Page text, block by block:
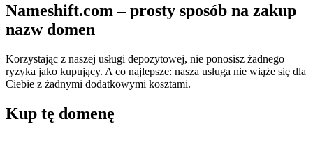
Nameshift.com – prosty sposób na zakup
nazw domen
Korzystając z naszej usługi depozytowej, nie ponosisz żadnego
ryzyka jako kupujący. A co najlepsze: nasza usługa nie wiąże się dla
Ciebie z żadnymi dodatkowymi kosztami.
Kup tę domenę